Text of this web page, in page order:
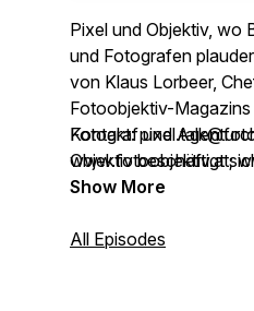
Pixel und Objektiv, wo
und Fotografen
von Klaus Lorbeer,
Fotoobjektiv-Magazins
Fotograf und
Objektiv beschäftigt
all ihren Facetten und
wie auch an jene, die
Kontakt:
www.fotoobjektiv.at;
Show More
All Episodes